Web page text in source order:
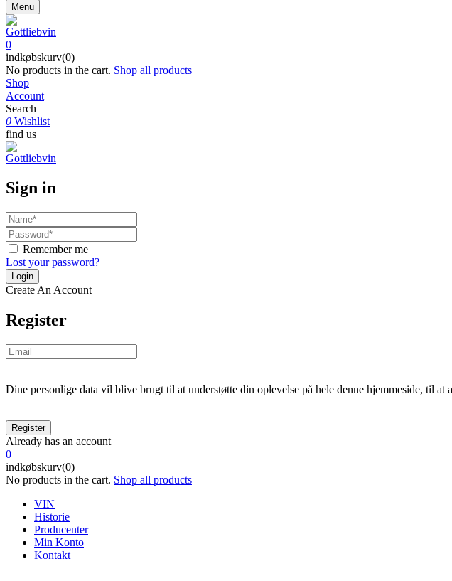
Menu
0
indkøbskurv(0)
No products in the cart. Shop all products
Shop
Account
Search
0 Wishlist
find us
Sign in
Remember me
Lost your password?
Create An Account
Register
Dine personlige data vil blive brugt til at understøtte din oplevelse på hele denne hjemmeside, til
Already has an account
0
indkøbskurv(0)
No products in the cart. Shop all products
VIN
Historie
Producenter
Min Konto
Kontakt